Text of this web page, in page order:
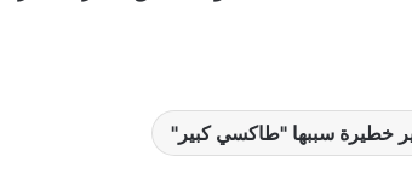
خطيرة سببها "طاكسي كبير"